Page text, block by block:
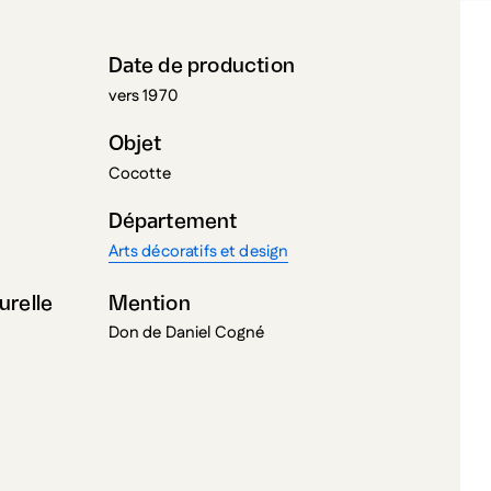
Date de production
vers 1970
Objet
Cocotte
Département
Arts décoratifs et design
Mention
Don de Daniel Cogné